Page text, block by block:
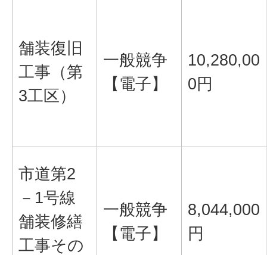
舗装復旧
工事（第
3工区）
一般競争
【電子】
10,280,00
0円
市道第2
－1号線
舗装修繕
工事その
一般競争
【電子】
8,044,000
円